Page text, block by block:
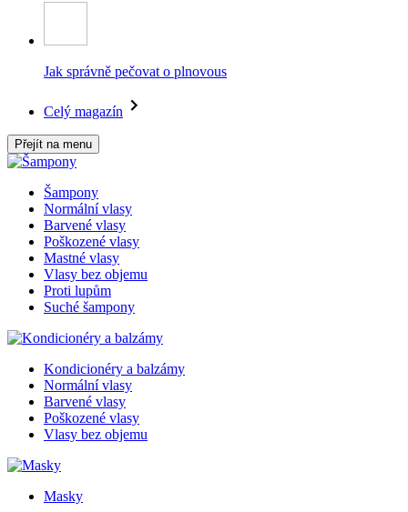
Jak správně pečovat o plnovous
Celý magazín
Přejít na menu
Šampony
Normální vlasy
Barvené vlasy
Poškozené vlasy
Mastné vlasy
Vlasy bez objemu
Proti lupům
Suché šampony
Kondicionéry a balzámy
Normální vlasy
Barvené vlasy
Poškozené vlasy
Vlasy bez objemu
Masky